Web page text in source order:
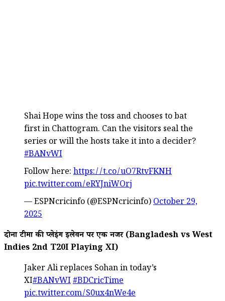
Shai Hope wins the toss and chooses to bat
first in Chattogram. Can the visitors seal the
series or will the hosts take it into a decider?
#BANvWI
Follow here: https://t.co/uO7RtvFKNH
pic.twitter.com/eRYJniWOrj
— ESPNcricinfo (@ESPNcricinfo)October 29,
2025
दोनों टीमों की प्लेइंग इलेवन पर एक नजर (Bangladesh vs West
Indies 2nd T20I Playing XI)
Jaker Ali replaces Sohan in today’s
XI#BANvWI#BDCricTime
pic.twitter.com/S0ux4nWe4e